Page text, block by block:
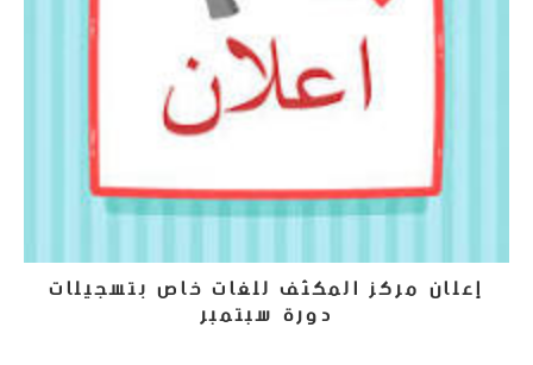
إعلان مركز المكثف للغات خاص بتسجيلات
دورة سبتمبر